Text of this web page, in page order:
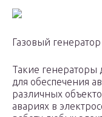
Газовый генератор
Такие генераторы
для обеспечения
различных
авариях в